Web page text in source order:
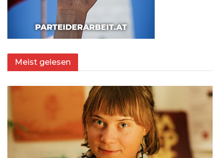
Meist gelesen